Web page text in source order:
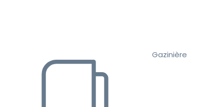
Gazinière